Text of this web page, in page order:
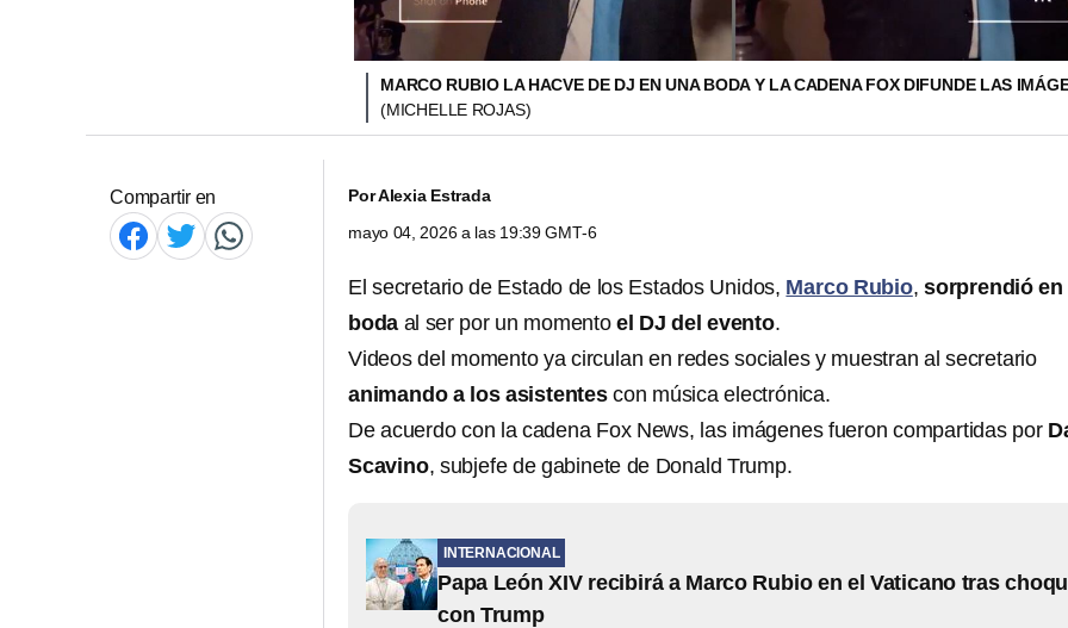
MARCO RUBIO LA HACVE DE DJ EN UNA BODA Y LA CADENA FOX DIFUNDE LAS
(MICHELLE ROJAS)
Compartir en PorAlexia Estrada
mayo 04, 2026 a las 19:39 GMT-6
El secretario de Estado de los Estados Unidos, Marco Rubio,sorprendió en
boda al ser por un momentoel DJ del evento.
Videos del momento ya circulan en redes sociales y muestran al secretario
animando a los asistentescon música electrónica.
De acuerdo con la cadena Fox News, las imágenes fueron compartidas por
Scavino, subjefe de gabinete de Donald Trump.
INTERNACIONAL
Papa León XIV recibirá a Marco Rubio en el Vaticano tras
con Trump